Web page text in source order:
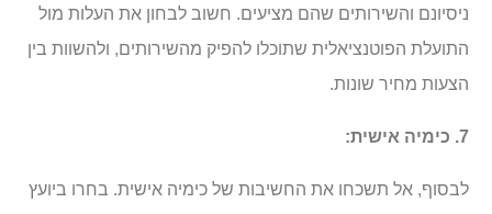
ניסיונם והשירותים שהם מציעים. חשוב לבחון את העלות מול
התועלת הפוטנציאלית שתוכלו להפיק מהשירותים, ולהשוות בין
הצעות מחיר שונות.
7. כימיה אישית:
לבסוף, אל תשכחו את החשיבות של כימיה אישית. בחרו ביועץ